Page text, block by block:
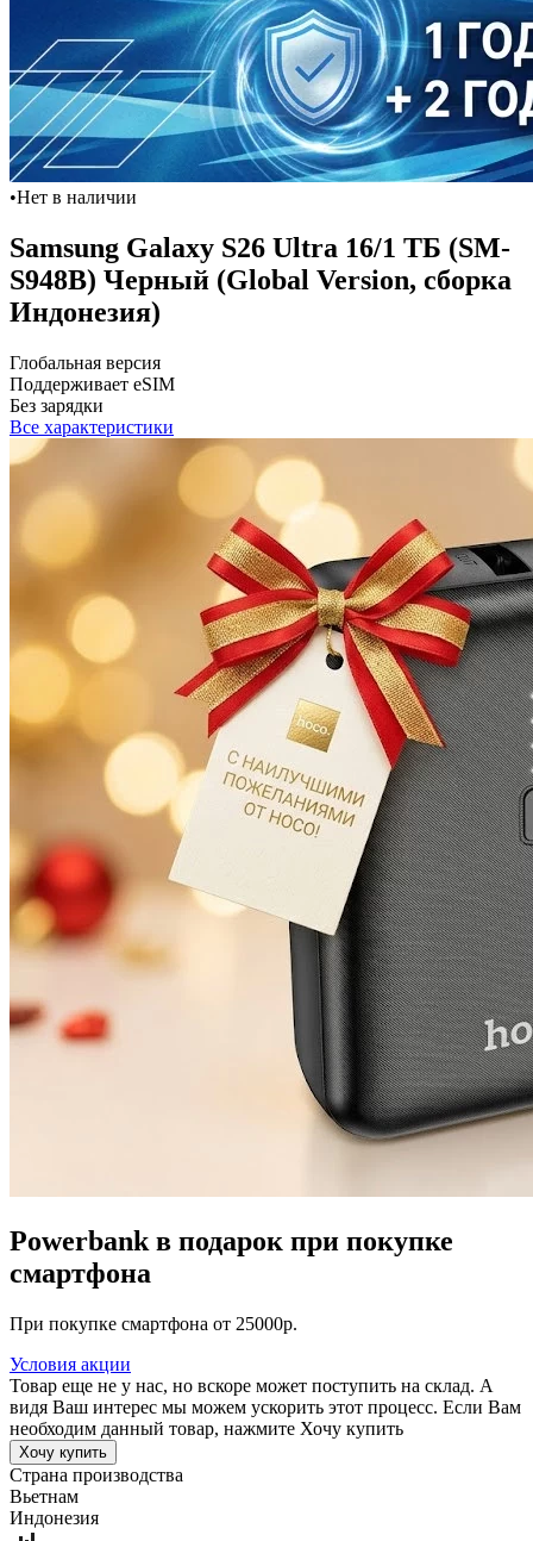
•Нет в наличии
Samsung Galaxy S26 Ultra 16/1 ТБ (SM-
S948B) Черный (Global Version, сборка
Индонезия)
Глобальная версия
Поддерживает eSIM
Без зарядки
Все характеристики
Powerbank в подарок при покупке
смартфона
При покупке смартфона от 25000р.
Условия акции
Товар еще не у нас, но вскоре может поступить на склад. А
видя Ваш интерес мы можем ускорить этот процесс. Если Вам
необходим данный товар, нажмите Хочу купить
Хочу купить
Страна производства
Вьетнам
Индонезия